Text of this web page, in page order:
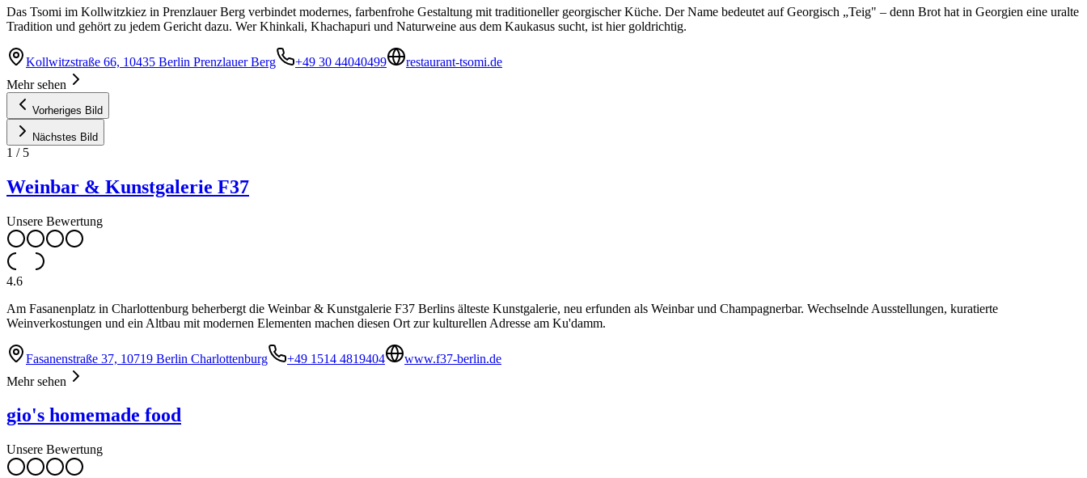
Das Tsomi im Kollwitzkiez in Prenzlauer Berg verbindet modernes, farbenfrohe Gestaltung mit traditioneller georgischer Küche. Der Name bedeutet auf Georgisch „Teig" – denn Brot hat in Georgien eine uralte
Tradition und gehört zu jedem Gericht dazu. Wer Khinkali, Khachapuri und Naturweine aus dem Kaukasus sucht, ist hier goldrichtig.
Kollwitzstraße 66, 10435 Berlin Prenzlauer Berg +49 30 44040499
restaurant-tsomi.de
Mehr sehen
Vorheriges Bild
Nächstes Bild
1 / 5
Weinbar & Kunstgalerie F37
Unsere Bewertung
4.6
Am Fasanenplatz in Charlottenburg beherbergt die Weinbar & Kunstgalerie F37 Berlins älteste Kunstgalerie, neu erfunden als Weinbar und Champagnerbar. Wechselnde Ausstellungen, kuratierte
Weinverkostungen und ein Altbau mit modernen Elementen machen diesen Ort zur kulturellen Adresse am Ku'damm.
Fasanenstraße 37, 10719 Berlin Charlottenburg +49 1514 4819404
www.f37-berlin.de
Mehr sehen
gio's homemade food
Unsere Bewertung